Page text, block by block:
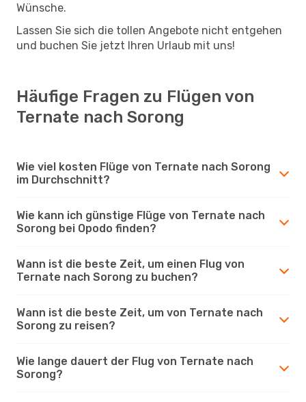
Wünsche.
Lassen Sie sich die tollen Angebote nicht entgehen
und buchen Sie jetzt Ihren Urlaub mit uns!
Häufige Fragen zu Flügen von
Ternate nach Sorong
Wie viel kosten Flüge von Ternate nach Sorong
im Durchschnitt?
Wie kann ich günstige Flüge von Ternate nach
Sorong bei Opodo finden?
Wann ist die beste Zeit, um einen Flug von
Ternate nach Sorong zu buchen?
Wann ist die beste Zeit, um von Ternate nach
Sorong zu reisen?
Wie lange dauert der Flug von Ternate nach
Sorong?